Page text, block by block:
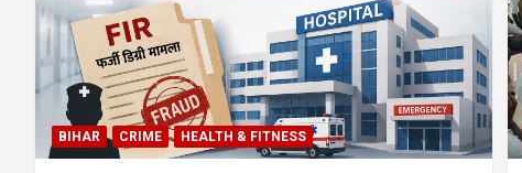
BIHAR CRIME HEALTH & FITNESS